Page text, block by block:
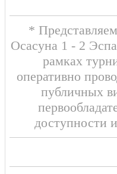
*
Осасуна 1 - 2
рамках
оперативно
публичных
доступности